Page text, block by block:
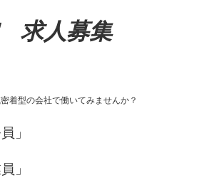
求人募集
着型の会社で働いてみませんか？
員」
」